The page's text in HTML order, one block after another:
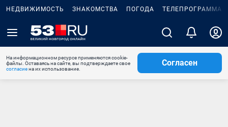
НЕДВИЖИМОСТЬ ЗНАКОМСТВА ПОГОДА ТЕЛЕПРОГРАММА
На информационном ресурсе применяются cookie-
файлы. Оставаясь на сайте, вы подтверждаете свое
согласиена их использование.
Согласен